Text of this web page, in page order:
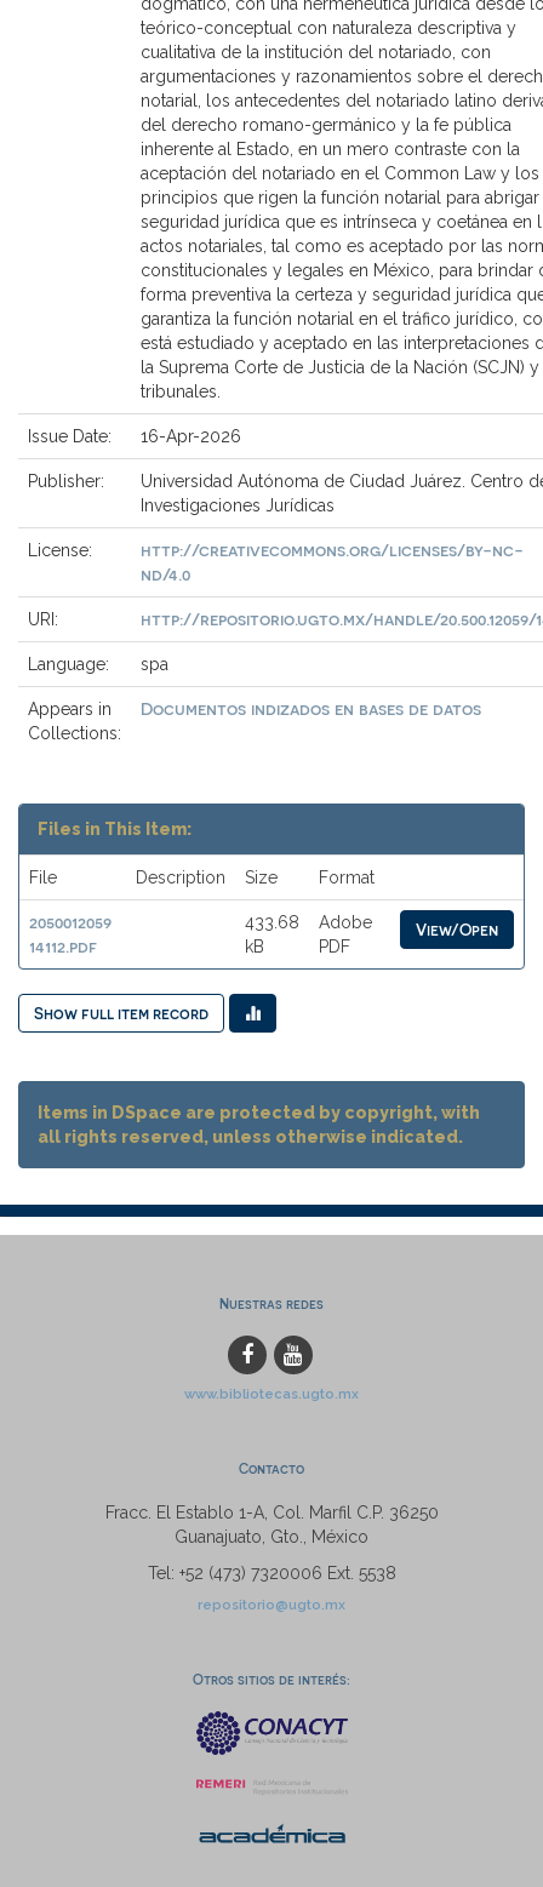
teórico-conceptual con naturaleza descriptiva y
cualitativa de la institución del notariado, con
argumentaciones y razonamientos sobre el
notarial, los antecedentes del notariado latino
del derecho romano-germánico y la fe pública
inherente al Estado, en un mero contraste con la
aceptación del notariado en el Common Law y los
principios que rigen la función notarial para abrigar
seguridad jurídica que es intrínseca y coetánea en
actos notariales, tal como es aceptado por las
constitucionales y legales en México, para brindar
forma preventiva la certeza y seguridad jurídica
garantiza la función notarial en el tráfico jurídico,
está estudiado y aceptado en las interpretaciones
la Suprema Corte de Justicia de la Nación (SCJN) y
tribunales.
Issue Date: 16-Apr-2026
Publisher:
Universidad Autónoma de Ciudad Juárez. Centro
Investigaciones Jurídicas
License:
http://creativecommons.org/licenses/by-nc-
nd/4.0
URI: http://repositorio.ugto.mx/handle/20.500.12059/
Language: spa
Appears in
Collections:
Documentos indizados en bases de datos
Files in This Item:
File Description Size Format
2050012059
14112.pdf
433.68
kB
Adobe
PDF
View/Open
Show full item record
Items in DSpace are protected by copyright, with
all rights reserved, unless otherwise indicated.
Nuestras redes
www.bibliotecas.ugto.mx
Contacto
Fracc. El Establo 1-A, Col. Marfil C.P. 36250
Guanajuato, Gto., México
Tel: +52 (473) 7320006 Ext. 5538
repositorio@ugto.mx
Otros sitios de interés: